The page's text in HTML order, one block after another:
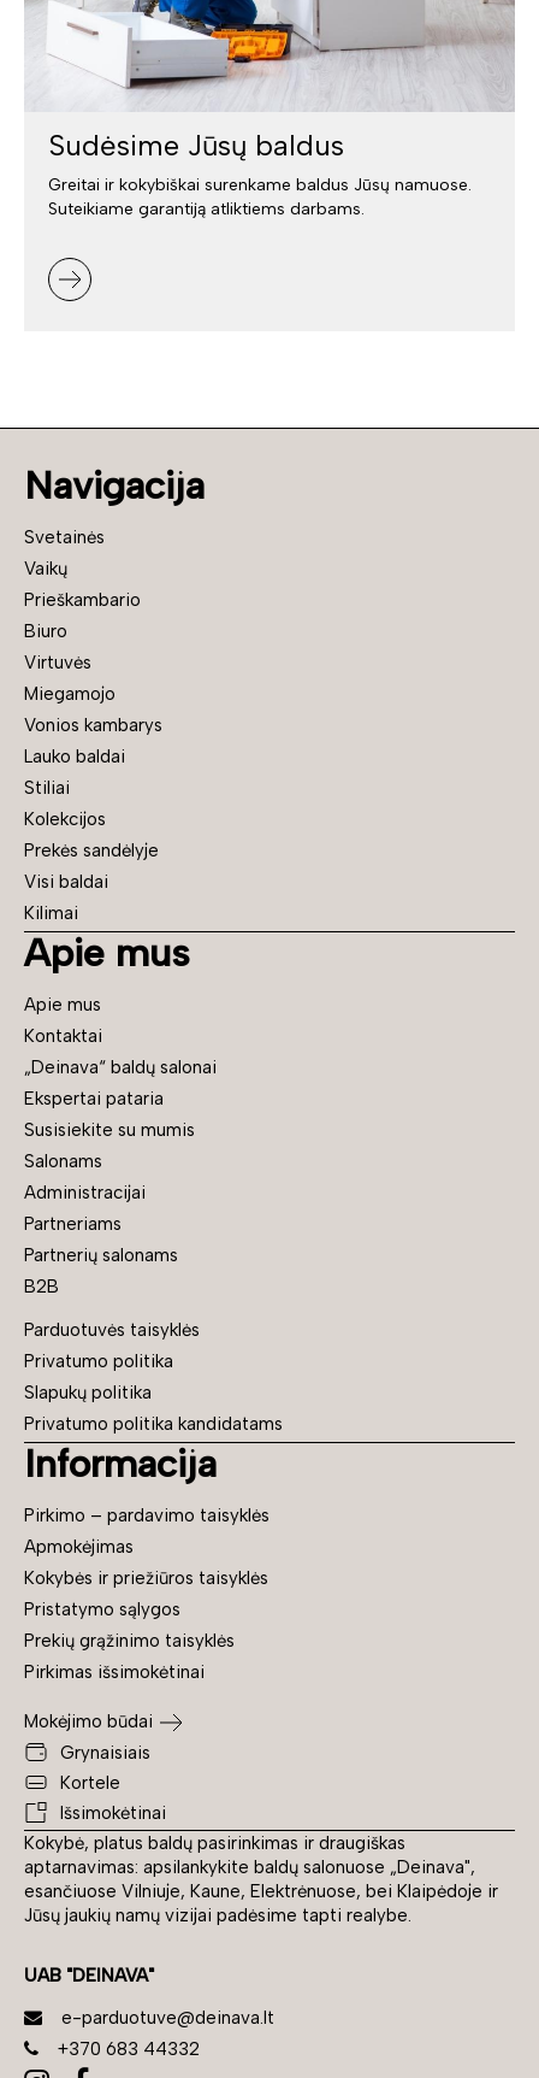
Sudėsime Jūsų baldus
Greitai ir kokybiškai surenkame baldus Jūsų namuose.
Suteikiame garantiją atliktiems darbams.
Kokybė, platus baldų pasirinkimas ir draugiškas
aptarnavimas: apsilankykite baldų salonuose „Deinava",
esančiuose Vilniuje, Kaune, Elektrėnuose, bei Klaipėdoje ir
Jūsų jaukių namų vizijai padėsime tapti realybe.
UAB "DEINAVA"
e-parduotuve@deinava.lt
+370 683 44332
Navigacija
Svetainės
Vaikų
Prieškambario
Biuro
Virtuvės
Miegamojo
Vonios kambarys
Lauko baldai
Stiliai
Kolekcijos
Prekės sandėlyje
Visi baldai
Kilimai
Apie mus
Apie mus
Kontaktai
„Deinava“ baldų salonai
Ekspertai pataria
Susisiekite su mumis
Salonams
Administracijai
Partneriams
Partnerių salonams
B2B
Parduotuvės taisyklės
Privatumo politika
Slapukų politika
Privatumo politika kandidatams
Informacija
Pirkimo – pardavimo taisyklės
Apmokėjimas
Kokybės ir priežiūros taisyklės
Pristatymo sąlygos
Prekių grąžinimo taisyklės
Pirkimas išsimokėtinai
Mokėjimo būdai
Grynaisiais
Kortele
Išsimokėtinai